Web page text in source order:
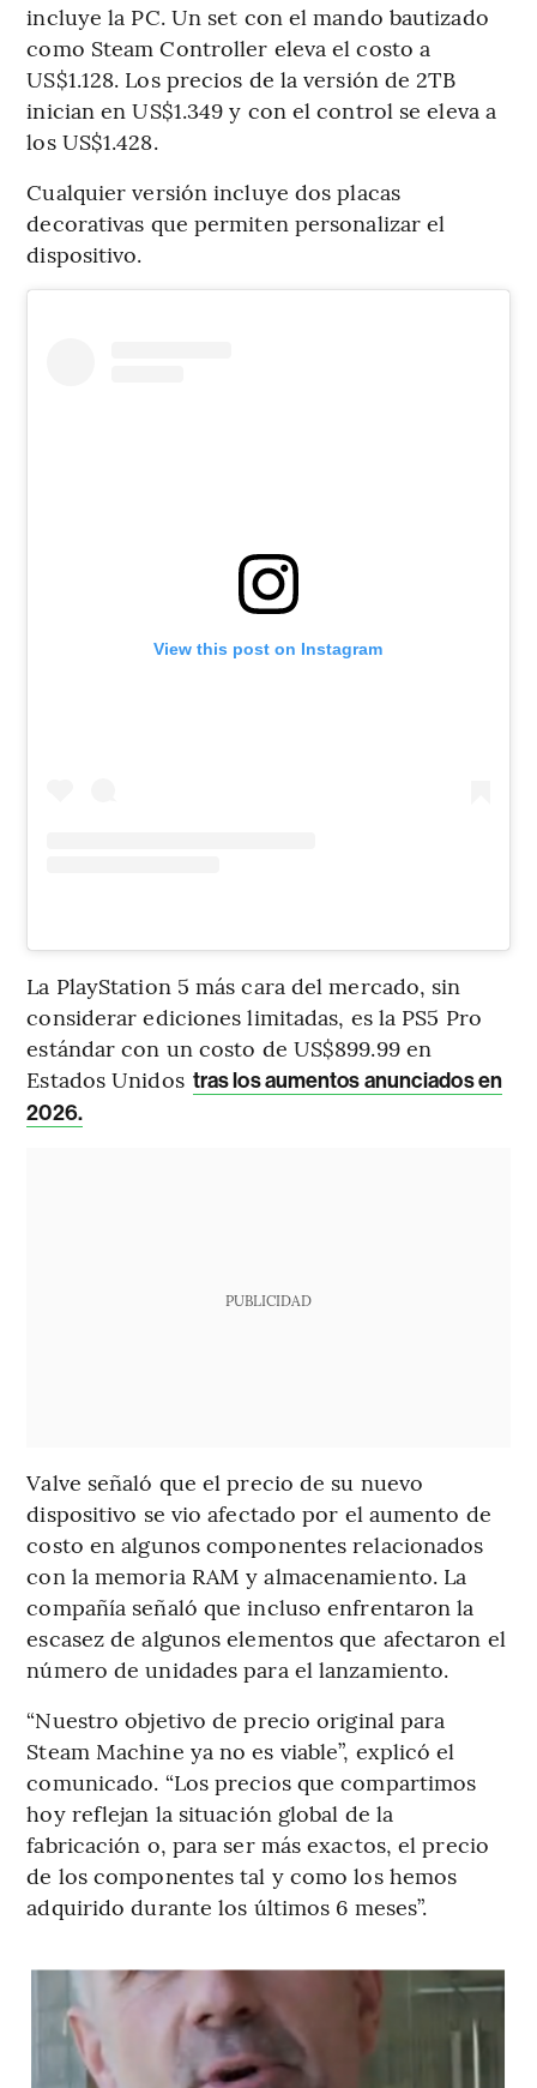
incluye la PC. Un set con el mando bautizado
como Steam Controller eleva el costo a
US$1.128. Los precios de la versión de 2TB
inician en US$1.349 y con el control se eleva a
los US$1.428.
Cualquier versión incluye dos placas
decorativas que permiten personalizar el
dispositivo.
View this post on Instagram
La PlayStation 5 más cara del mercado, sin
considerar ediciones limitadas, es la PS5 Pro
estándar con un costo de US$899.99 en
Estados Unidos tras los aumentos anunciados en
2026.
PUBLICIDAD
Valve señaló que el precio de su nuevo
dispositivo se vio afectado por el aumento de
costo en algunos componentes relacionados
con la memoria RAM y almacenamiento. La
compañía señaló que incluso enfrentaron la
escasez de algunos elementos que afectaron el
número de unidades para el lanzamiento.
“Nuestro objetivo de precio original para
Steam Machine ya no es viable”, explicó el
comunicado. “Los precios que compartimos
hoy reflejan la situación global de la
fabricación o, para ser más exactos, el precio
de los componentes tal y como los hemos
adquirido durante los últimos 6 meses”.